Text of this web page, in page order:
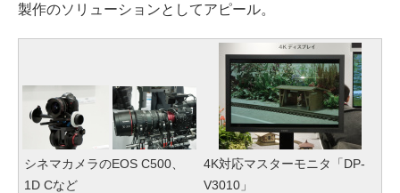
製作のソリューションとしてアピール。
シネマカメラのEOS C500、
1D Cなど
4K対応マスターモニタ「DP-
V3010」